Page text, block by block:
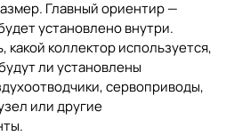
Главный ориентир —
установлено внутри.
коллектор используется,
ли установлены
сервоприводы,
или другие